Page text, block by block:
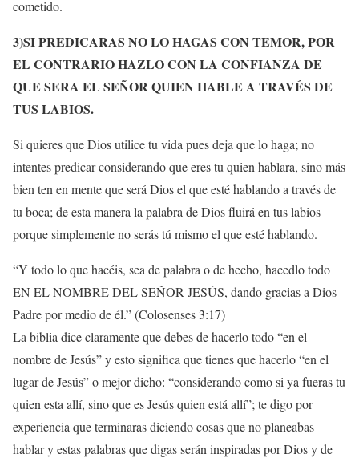
cometido.
3)SI PREDICARAS NO LO HAGAS CON TEMOR, POR
EL CONTRARIO HAZLO CON LA CONFIANZA DE
QUE SERA EL SEÑOR QUIEN HABLE A TRAVÉS DE
TUS LABIOS.
Si quieres que Dios utilice tu vida pues deja que lo haga; no
intentes predicar considerando que eres tu quien hablara, sino más
bien ten en mente que será Dios el que esté hablando a través de
tu boca; de esta manera la palabra de Dios fluirá en tus labios
porque simplemente no serás tú mismo el que esté hablando.
“Y todo lo que hacéis, sea de palabra o de hecho, hacedlo todo
EN EL NOMBRE DEL SEÑOR JESÚS, dando gracias a Dios
Padre por medio de él.” (Colosenses 3:17)
La biblia dice claramente que debes de hacerlo todo “en el
nombre de Jesús” y esto significa que tienes que hacerlo “en el
lugar de Jesús” o mejor dicho: “considerando como si ya fueras tu
quien esta allí, sino que es Jesús quien está allí”; te digo por
experiencia que terminaras diciendo cosas que no planeabas
hablar y estas palabras que digas serán inspiradas por Dios y de